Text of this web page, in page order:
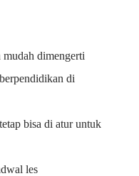
mudah dimengerti
di
bisa di atur untuk
les